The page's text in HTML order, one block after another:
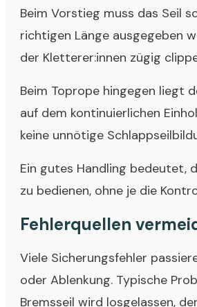
Beim Vorstieg muss das Seil
richtigen Länge ausgegeben
der Kletterer:innen zügig
Beim Toprope hingegen liegt
auf dem kontinuierlichen
keine unnötige
Ein gutes Handling bedeutet,
zu bedienen, ohne je die
Fehlerquellen
Viele Sicherungsfehler
oder Ablenkung. Typische
Bremsseil wird losgelassen,